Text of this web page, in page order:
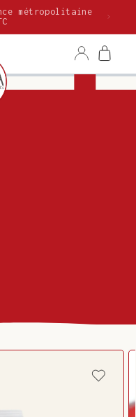
métropolitaine
ConnexionPanier